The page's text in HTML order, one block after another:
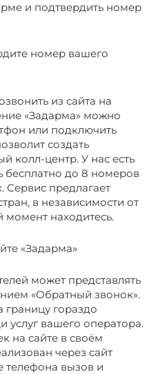
и подтвердить номер
номер вашего
из сайта на
«Задарма» можно
или подключить
создать
колл-центр. У нас есть
бесплатно до 8 номеров
Сервис предлагает
в независимости от
момент находитесь.
«Задарма»
может представлять
«Обратный звонок».
границу гораздо
вашего оператора.
на сайте в своём
через сайт
телефона вызов и